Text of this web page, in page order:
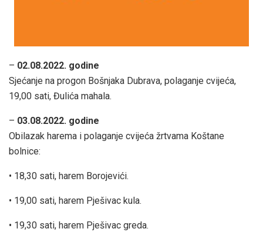
– 02.08.2022. godine
Sjećanje na progon Bošnjaka Dubrava, polaganje cvijeća,
19,00 sati, Đulića mahala.
– 03.08.2022. godine
Obilazak harema i polaganje cvijeća žrtvama Koštane
bolnice:
• 18,30 sati, harem Borojevići.
• 19,00 sati, harem Pješivac kula.
• 19,30 sati, harem Pješivac greda.